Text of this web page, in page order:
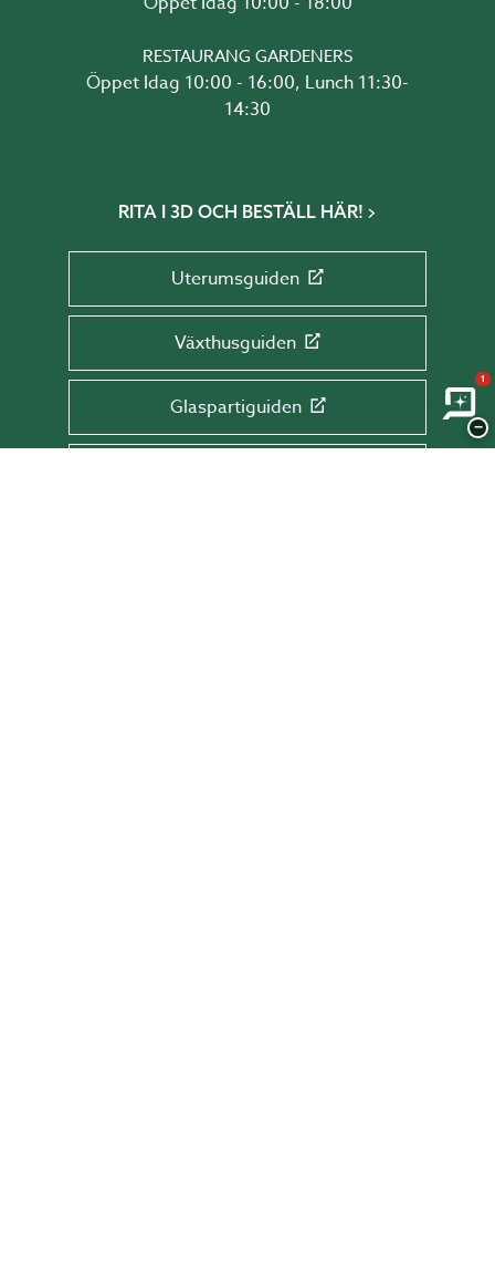
RESTAURANG GARDENERS
Öppet Idag 10:00 - 16:00, Lunch 11:30-
14:30
RITA I 3D OCH BESTÄLL HÄR!
Uterumsguiden
Växthusguiden
Glaspartiguiden
1
−